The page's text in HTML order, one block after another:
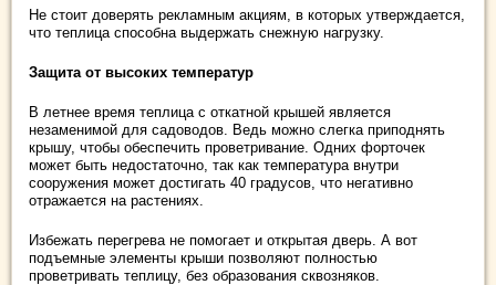
Не стоит доверять рекламным акциям, в которых утверждается,
что теплица способна выдержать снежную нагрузку.
Защита от высоких температур
В летнее время теплица с откатной крышей является
незаменимой для садоводов. Ведь можно слегка приподнять
крышу, чтобы обеспечить проветривание. Одних форточек
может быть недостаточно, так как температура внутри
сооружения может достигать 40 градусов, что негативно
отражается на растениях.
Избежать перегрева не помогает и открытая дверь. А вот
подъемные элементы крыши позволяют полностью
проветривать теплицу, без образования сквозняков.